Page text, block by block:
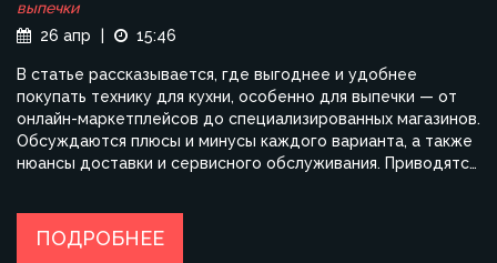
выпечки
26 апр
15:46
В статье рассказывается, где выгоднее и удобнее
покупать технику для кухни, особенно для выпечки — от
онлайн-маркетплейсов до специализированных магазинов.
Обсуждаются плюсы и минусы каждого варианта, а также
нюансы доставки и сервисного обслуживания. Приводятся
гарантий. Материал рассчитан на тех, кто хочет
сэкономить и остаться довольным своей покупкой.
ПОДРОБНЕЕ